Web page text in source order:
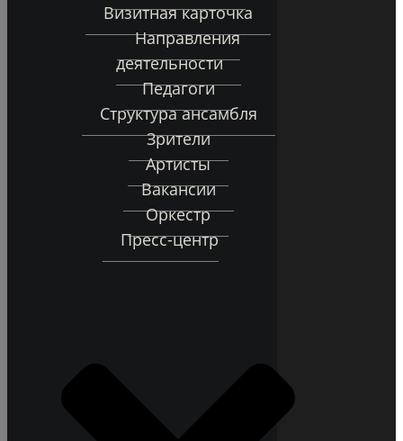
Визитная карточка
Направления
деятельности
Педагоги
Структура ансамбля
Зрители
Артисты
Вакансии
Оркестр
Пресс-центр